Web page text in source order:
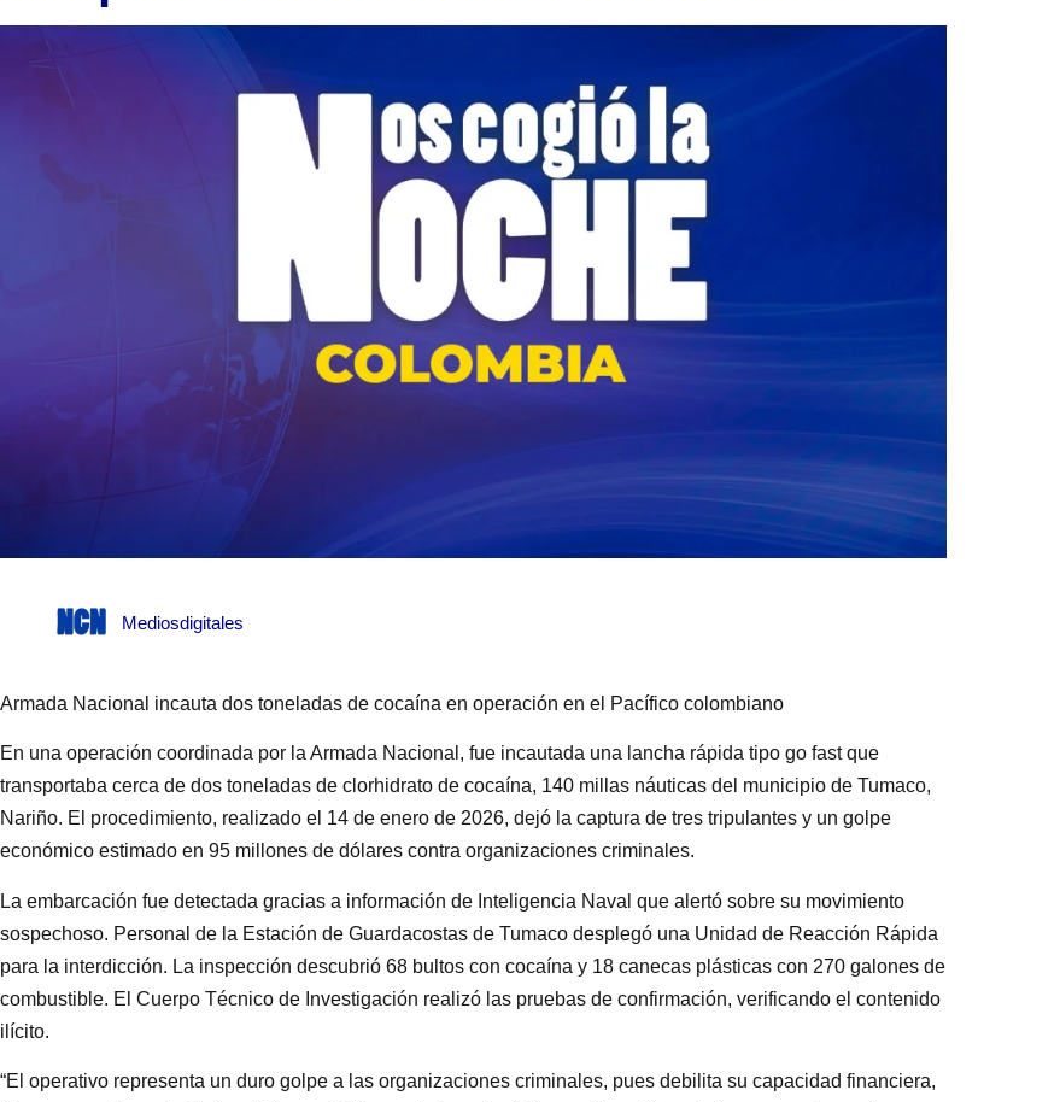
Mediosdigitales
Armada Nacional incauta dos toneladas de cocaína en operación en el Pacífico colombiano
En una operación coordinada por la Armada Nacional, fue incautada una lancha rápida tipo go fast que
transportaba cerca de dos toneladas de clorhidrato de cocaína, 140 millas náuticas del municipio de Tumaco,
Nariño. El procedimiento, realizado el 14 de enero de 2026, dejó la captura de tres tripulantes y un golpe
económico estimado en 95 millones de dólares contra organizaciones criminales.
La embarcación fue detectada gracias a información de Inteligencia Naval que alertó sobre su movimiento
sospechoso. Personal de la Estación de Guardacostas de Tumaco desplegó una Unidad de Reacción Rápida
para la interdicción. La inspección descubrió 68 bultos con cocaína y 18 canecas plásticas con 270 galones de
combustible. El Cuerpo Técnico de Investigación realizó las pruebas de confirmación, verificando el contenido
ilícito.
“El operativo representa un duro golpe a las organizaciones criminales, pues debilita su capacidad financiera,